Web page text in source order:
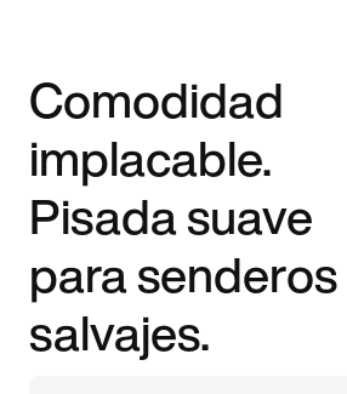
Comodidad
implacable.
Pisada suave
para senderos
salvajes.